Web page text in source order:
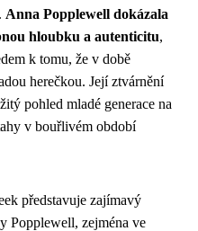
Anna Popplewell dokázala
hloubku a autenticitu,
k tomu, že v době
herečkou. Její ztvárnění
pohled mladé generace na
v bouřlivém období
představuje zajímavý
Popplewell, zejména ve